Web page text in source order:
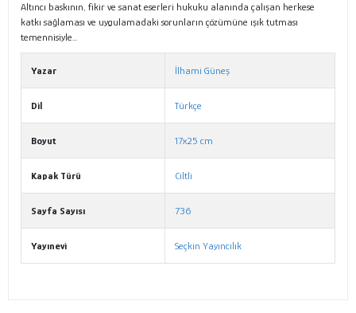
Altıncı baskının, fikir ve sanat eserleri hukuku alanında çalışan herkese
katkı sağlaması ve uygulamadaki sorunların çözümüne ışık tutması
temennisiyle...
Yazar İlhami Güneş
Dil Türkçe
Boyut 17x25 cm
Kapak Türü Ciltli
Sayfa Sayısı 736
Yayınevi Seçkin Yayıncılık